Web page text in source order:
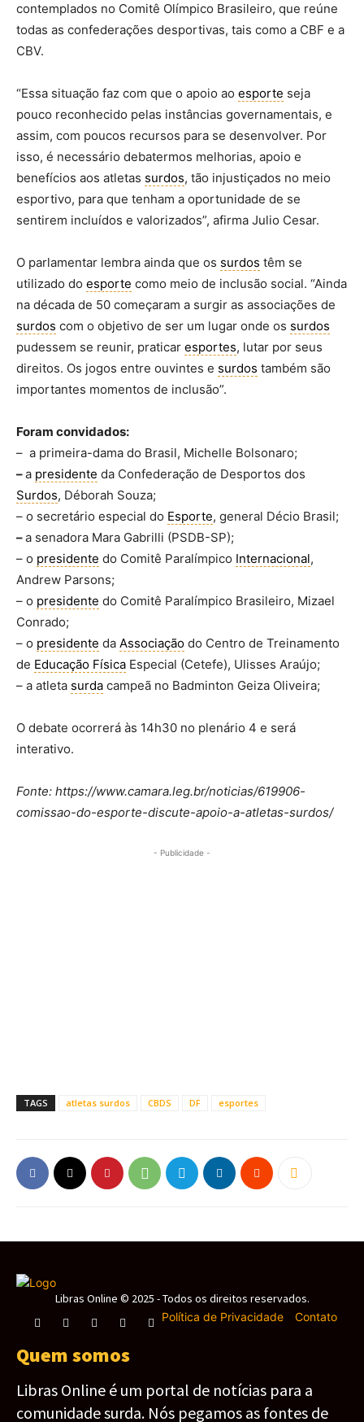
contemplados no Comitê Olímpico Brasileiro, que reúne
todas as confederações desportivas, tais como a CBF e a
CBV.
“Essa situação faz com que o apoio ao esporte seja
pouco reconhecido pelas instâncias governamentais, e
assim, com poucos recursos para se desenvolver. Por
isso, é necessário debatermos melhorias, apoio e
benefícios aos atletas surdos, tão injustiçados no meio
esportivo, para que tenham a oportunidade de se
sentirem incluídos e valorizados”, afirma Julio Cesar.
O parlamentar lembra ainda que os surdos têm se
utilizado do esporte como meio de inclusão social. “Ainda
na década de 50 começaram a surgir as associações de
surdos com o objetivo de ser um lugar onde os surdos
pudessem se reunir, praticar esportes, lutar por seus
direitos. Os jogos entre ouvintes e surdos também são
importantes momentos de inclusão”.
Foram convidados:
– a primeira-dama do Brasil, Michelle Bolsonaro;
–a presidente da Confederação de Desportos dos
Surdos, Déborah Souza;
– o secretário especial do Esporte, general Décio Brasil;
–a senadora Mara Gabrilli (PSDB-SP);
– o presidente do Comitê Paralímpico Internacional,
Andrew Parsons;
– o presidente do Comitê Paralímpico Brasileiro, Mizael
Conrado;
– o presidente da Associação do Centro de Treinamento
de Educação Física Especial (Cetefe), Ulisses Araújo;
– a atleta surda campeã no Badminton Geiza Oliveira;
O debate ocorrerá às 14h30 no plenário 4 e será
interativo.
Fonte: https://www.camara.leg.br/noticias/619906-
comissao-do-esporte-discute-apoio-a-atletas-surdos/
- Publicidade -
TAGS atletas surdos CBDS DF esportes
Libras Online © 2025 - Todos os direitos reservados.
Política de Privacidade- Contato
Quem somos
Libras Online é um portal de notícias para a
comunidade surda. Nós pegamos as fontes de